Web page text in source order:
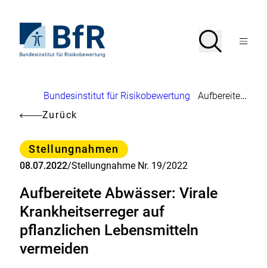
Seiteninhalt
springenStartseite
von
Suche
SucheMenü
Brotkrumennavigation
Bundesinstitut für Risikobewertung
Aufbereitete Abwässer: Virale Krankheitserreger auf pflanzlichen Lebensmitteln vermeiden
Zurück
Kategorie
Stellungnahmen
08.07.2022/Stellungnahme Nr. 19/2022
Aufbereitete Abwässer: Virale
Krankheitserreger auf
pflanzlichen Lebensmitteln
vermeiden